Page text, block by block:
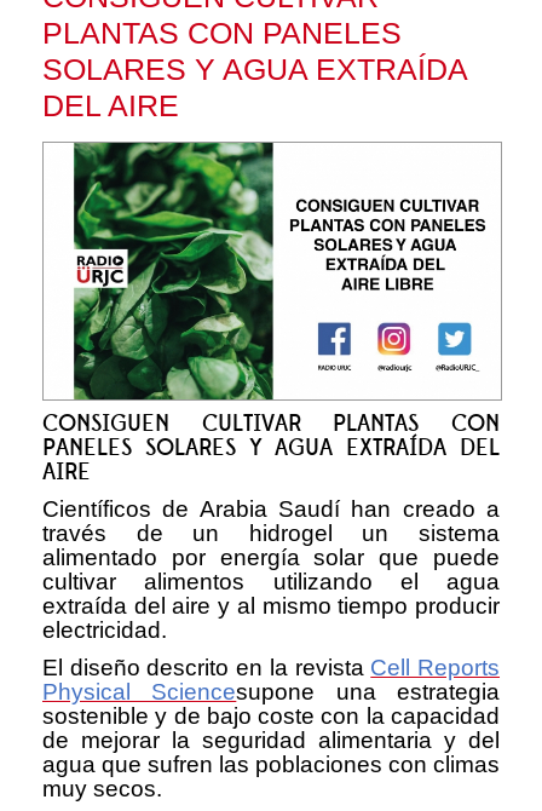
PLANTAS CON PANELES
SOLARES Y AGUA EXTRAÍDA
DEL AIRE
CONSIGUEN CULTIVAR PLANTAS CON
PANELES SOLARES Y AGUA EXTRAÍDA DEL
AIRE
Científicos de Arabia Saudí han creado a
través de un hidrogel un sistema
alimentado por energía solar que puede
cultivar alimentos utilizando el agua
extraída del aire y al mismo tiempo producir
electricidad.
El diseño descrito en la revista Cell Reports
Physical Sciencesupone una estrategia
sostenible y de bajo coste con la capacidad
de mejorar la seguridad alimentaria y del
agua que sufren las poblaciones con climas
muy secos.